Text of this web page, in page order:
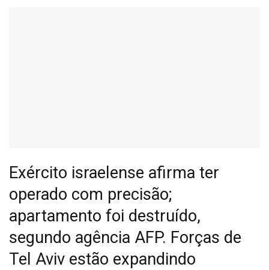
Exército israelense afirma ter
operado com precisão;
apartamento foi destruído,
segundo agência AFP. Forças de
Tel Aviv estão expandindo